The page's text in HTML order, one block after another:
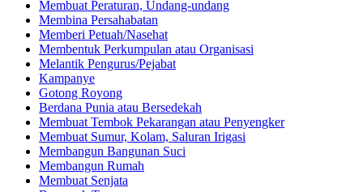
Membuat Peraturan, Undang-undang
Membina Persahabatan
Memberi Petuah/Nasehat
Membentuk Perkumpulan atau Organisasi
Melantik Pengurus/Pejabat
Kampanye
Gotong Royong
Berdana Punia atau Bersedekah
Membuat Tembok Pekarangan atau Penyengker
Membuat Sumur, Kolam, Saluran Irigasi
Membangun Bangunan Suci
Membangun Rumah
Membuat Senjata